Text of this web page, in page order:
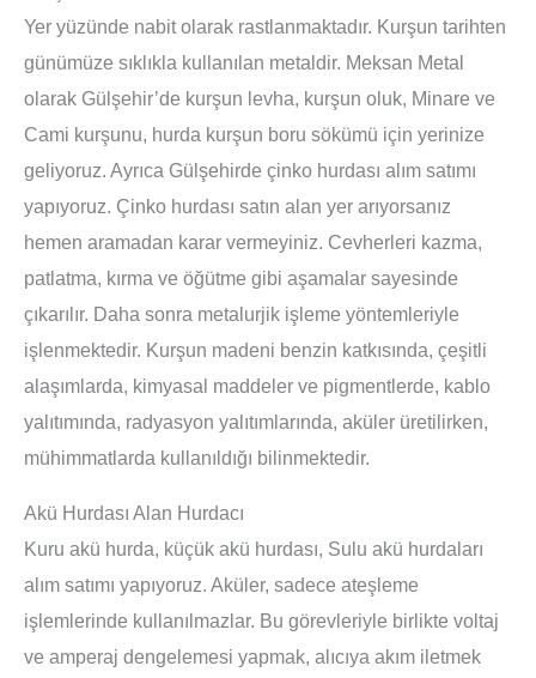
Yer yüzünde nabit olarak rastlanmaktadır. Kurşun tarihten
günümüze sıklıkla kullanılan metaldir. Meksan Metal
olarak Gülşehir’de kurşun levha, kurşun oluk, Minare ve
Cami kurşunu, hurda kurşun boru sökümü için yerinize
geliyoruz. Ayrıca Gülşehirde çinko hurdası alım satımı
yapıyoruz. Çinko hurdası satın alan yer arıyorsanız
hemen aramadan karar vermeyiniz. Cevherleri kazma,
patlatma, kırma ve öğütme gibi aşamalar sayesinde
çıkarılır. Daha sonra metalurjik işleme yöntemleriyle
işlenmektedir. Kurşun madeni benzin katkısında, çeşitli
alaşımlarda, kimyasal maddeler ve pigmentlerde, kablo
yalıtımında, radyasyon yalıtımlarında, aküler üretilirken,
mühimmatlarda kullanıldığı bilinmektedir.
Akü Hurdası Alan Hurdacı
Kuru akü hurda, küçük akü hurdası, Sulu akü hurdaları
alım satımı yapıyoruz. Aküler, sadece ateşleme
işlemlerinde kullanılmazlar. Bu görevleriyle birlikte voltaj
ve amperaj dengelemesi yapmak, alıcıya akım iletmek